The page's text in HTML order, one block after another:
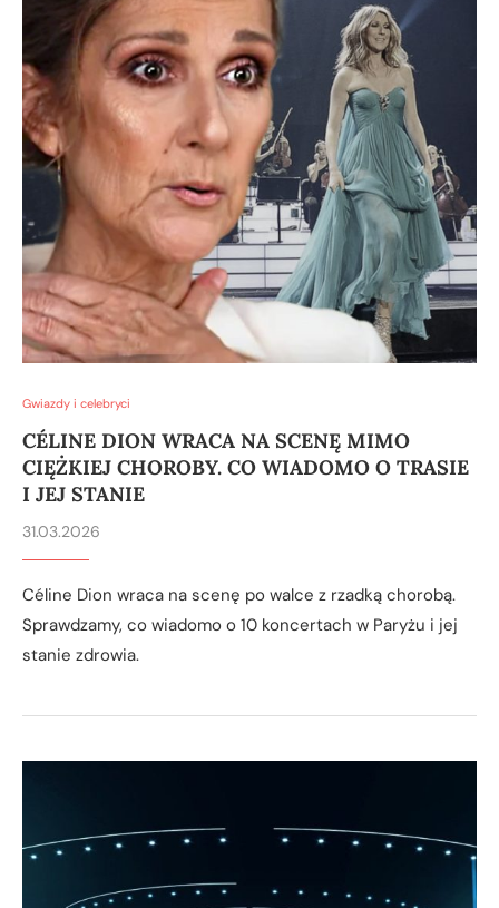
Gwiazdy i celebryci
CÉLINE DION WRACA NA SCENĘ MIMO
CIĘŻKIEJ CHOROBY. CO WIADOMO O TRASIE
I JEJ STANIE
31.03.2026
Céline Dion wraca na scenę po walce z rzadką chorobą.
Sprawdzamy, co wiadomo o 10 koncertach w Paryżu i jej
stanie zdrowia.